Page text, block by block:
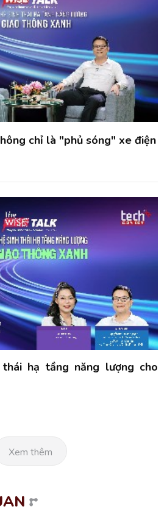
chỉ là "phủ sóng" xe điện
hạ tầng năng lượng cho
Xem thêm